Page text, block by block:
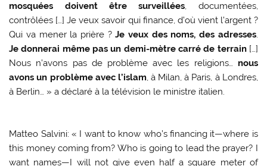
mosquées doivent être surveillées, documentées,
contrôlées […] Je veux savoir qui finance, d’où vient l’argent ?
Qui va mener la prière ?Je veux des noms, des adresses.
Je donnerai même pas un demi-mètre carré de terrain[…]
Nous n’avons pas de problème avec les religions… nous
avons un problème avec l’islam, à Milan, à Paris, à Londres,
à Berlin… » a déclaré à la télévision le ministre italien.
Matteo Salvini: « I want to know who’s financing it—where is
this money coming from? Who is going to lead the prayer? I
want names—I will not give even half a square meter of